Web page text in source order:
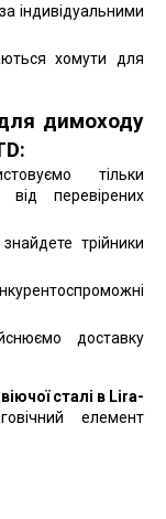
індивідуальними
хомути для
димоходу
тільки
від перевірених
трійники
доставку
сталі в Lira-
елемент